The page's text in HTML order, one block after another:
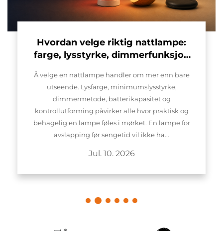
Hvordan velge riktig nattlampe:
farge, lysstyrke, dimmerfunksjon
Å velge en nattlampe handler om mer enn bare
utseende. Lysfarge, minimumslysstyrke,
dimmermetode, batterikapasitet og
kontrollutforming påvirker alle hvor praktisk og
behagelig en lampe føles i mørket. En lampe for
avslapping før sengetid vil ikke ha...
Jul. 10. 2026